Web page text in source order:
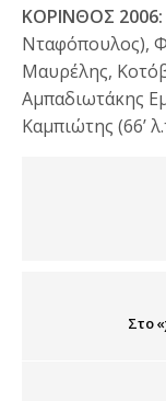
ΚΟΡΙΝΘΟΣ 2006:
Νταφόπουλος),
Μαυρέλης,
Αμπαδιωτάκης
Καμπιώτης (66’
Στο